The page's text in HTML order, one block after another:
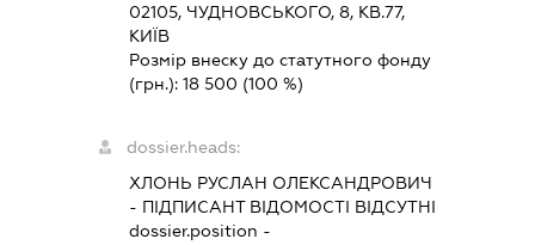
02105, ЧУДНОВСЬКОГО, 8, КВ.77,
КИЇВ
Розмір внеску до статутного фонду
(грн.):18 500 (100 %)
dossier.heads:
ХЛОНЬ РУСЛАН ОЛЕКСАНДРОВИЧ
- ПІДПИСАНТВІДОМОСТІ ВІДСУТНІ
dossier.position -